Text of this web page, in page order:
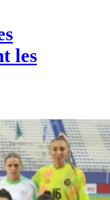
les